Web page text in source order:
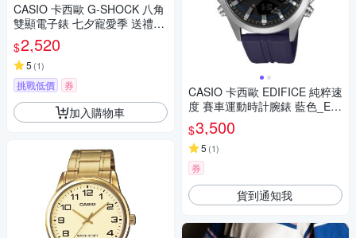
CASIO 卡西歐 G-SHOCK 八角
雙顯電子錶 七夕寵愛季 送禮推
薦 GA-2100-1A
$2,520
5 (1)
挑戰低價 券
加入購物車
CASIO 卡西歐 EDIFICE 純粹速
度 賽車運動時計腕錶 藍色_EF
V-C120P-1A2_45.5mm
$3,500
5 (1)
券
貨到通知我